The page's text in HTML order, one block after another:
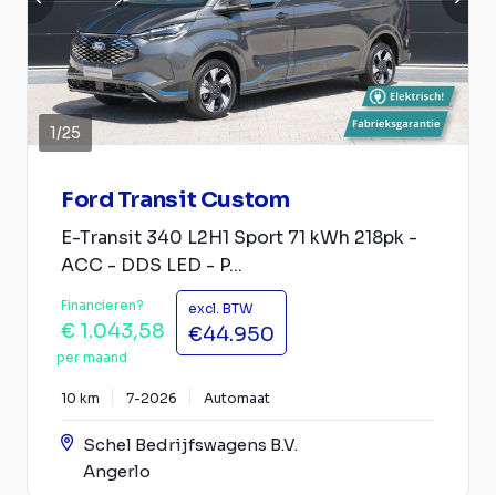
1/25
Ford Transit Custom
E-Transit 340 L2H1 Sport 71 kWh 218pk -
ACC - DDS LED - P...
Financieren?
€ 1.043,58
per maand
excl. BTW
€44.950
10 km 7-2026 Automaat
Schel Bedrijfswagens B.V.
Angerlo